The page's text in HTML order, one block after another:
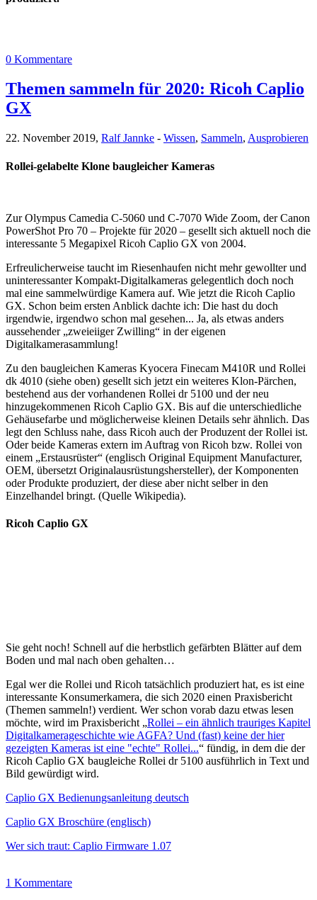
0 Kommentare
Themen sammeln für 2020: Ricoh Caplio
GX
22. November 2019, Ralf Jannke - Wissen, Sammeln, Ausprobieren
Rollei-gelabelte Klone baugleicher Kameras
Zur Olympus Camedia C-5060 und C-7070 Wide Zoom, der Canon
PowerShot Pro 70 – Projekte für 2020 – gesellt sich aktuell noch die
interessante 5 Megapixel Ricoh Caplio GX von 2004.
Erfreulicherweise taucht im Riesenhaufen nicht mehr gewollter und
uninteressanter Kompakt-Digitalkameras gelegentlich doch noch
mal eine sammelwürdige Kamera auf. Wie jetzt die Ricoh Caplio
GX. Schon beim ersten Anblick dachte ich: Die hast du doch
irgendwie, irgendwo schon mal gesehen... Ja, als etwas anders
aussehender „zweieiiger Zwilling“ in der eigenen
Digitalkamerasammlung!
Zu den baugleichen Kameras Kyocera Finecam M410R und Rollei
dk 4010 (siehe oben) gesellt sich jetzt ein weiteres Klon-Pärchen,
bestehend aus der vorhandenen Rollei dr 5100 und der neu
hinzugekommenen Ricoh Caplio GX. Bis auf die unterschiedliche
Gehäusefarbe und möglicherweise kleinen Details sehr ähnlich. Das
legt den Schluss nahe, dass Ricoh auch der Produzent der Rollei ist.
Oder beide Kameras extern im Auftrag von Ricoh bzw. Rollei von
einem „Erstausrüster“ (englisch Original Equipment Manufacturer,
OEM, übersetzt Originalausrüstungshersteller), der Komponenten
oder Produkte produziert, der diese aber nicht selber in den
Einzelhandel bringt. (Quelle Wikipedia).
Ricoh Caplio GX
Sie geht noch! Schnell auf die herbstlich gefärbten Blätter auf dem
Boden und mal nach oben gehalten…
Egal wer die Rollei und Ricoh tatsächlich produziert hat, es ist eine
interessante Konsumerkamera, die sich 2020 einen Praxisbericht
(Themen sammeln!) verdient. Wer schon vorab dazu etwas lesen
möchte, wird im Praxisbericht „Rollei – ein ähnlich trauriges Kapitel
Digitalkamerageschichte wie AGFA? Und (fast) keine der hier
gezeigten Kameras ist eine "echte" Rollei...“ fündig, in dem die der
Ricoh Caplio GX baugleiche Rollei dr 5100 ausführlich in Text und
Bild gewürdigt wird.
Caplio GX Bedienungsanleitung deutsch
Caplio GX Broschüre (englisch)
Wer sich traut: Caplio Firmware 1.07
1 Kommentare